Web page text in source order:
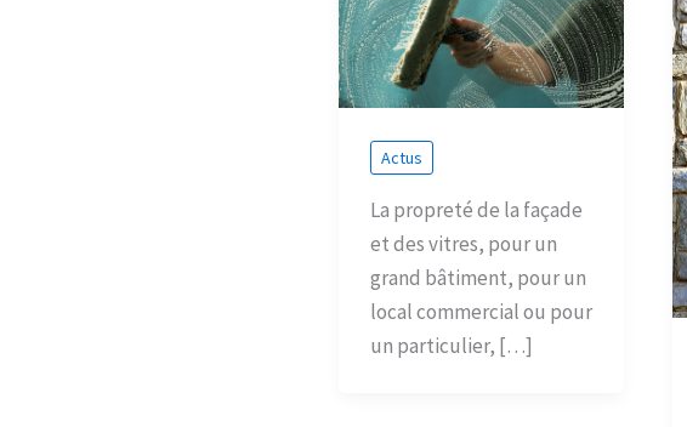
Actus
La propreté de la façade
et des vitres, pour un
grand bâtiment, pour un
local commercial ou pour
un particulier, […]